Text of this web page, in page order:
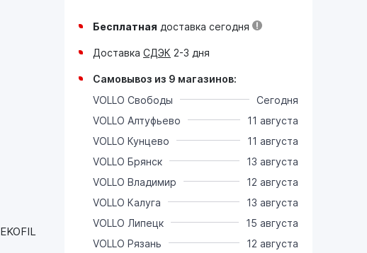
EKOFIL
Бесплатная доставка сегодня
Доставка СДЭК 2-3 дня
Самовывоз из 9 магазинов:
VOLLO Свободы
Сегодня
VOLLO Алтуфьево
11 августа
VOLLO Кунцево
11 августа
VOLLO Брянск
13 августа
VOLLO Владимир
12 августа
VOLLO Калуга
13 августа
VOLLO Липецк
15 августа
VOLLO Рязань
12 августа